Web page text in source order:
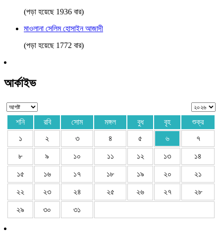
(পড়া হয়েছে 1936 বার)
মাওলানা সেলিম হোসাইন আজাদী
(পড়া হয়েছে 1772 বার)
আর্কাইভ
শনি রবি সোম মঙ্গল বুধ বৃহ
শুক্র
১
২ ৩ ৪ ৫ ৬ ৭
৮ ৯ ১০ ১১ ১২ ১৩ ১৪
১৫ ১৬ ১৭ ১৮ ১৯ ২০ ২১
২২ ২৩ ২৪ ২৫ ২৬ ২৭ ২৮
২৯ ৩০ ৩১